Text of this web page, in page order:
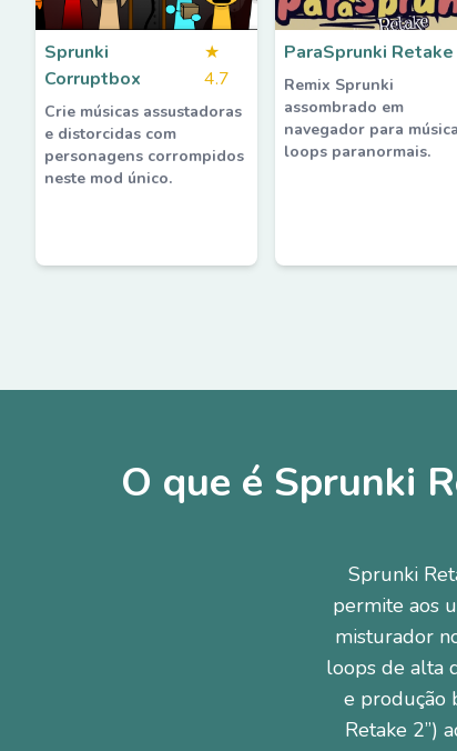
Sprunki
Corruptbox
★
4.7
Crie músicas assustadoras
e distorcidas com
personagens corrompidos
neste mod único.
ParaSprunki Retake
Remix Sprunki
assombrado em
navegador para
loops paranormais.
O que é Sprunki
Sprunki
permite aos
misturador
loops de alta
e produção
Retake 2”)